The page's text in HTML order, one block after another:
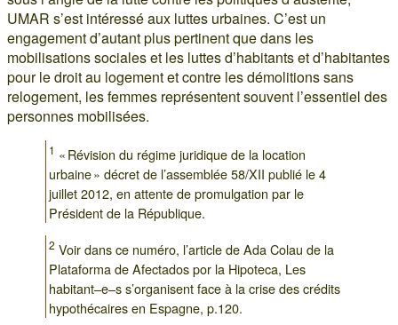
UMAR s’est intéressé aux luttes urbaines. C’est un
engagement d’autant plus pertinent que dans les
mobilisations sociales et les luttes d’habitants et d’habitantes
pour le droit au logement et contre les démolitions sans
relogement, les femmes représentent souvent l’essentiel des
personnes mobilisées.
1 « Révision du régime juridique de la location
urbaine » décret de l’assemblée 58/XII publié le 4
juillet 2012, en attente de promulgation par le
Président de la République.
2 Voir dans ce numéro, l’article de Ada Colau de la
Plataforma de Afectados por la Hipoteca, Les
habitant–e–s s’organisent face à la crise des crédits
hypothécaires en Espagne, p.120.